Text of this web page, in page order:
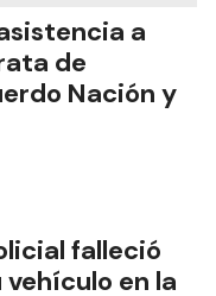
a
de
Nación y